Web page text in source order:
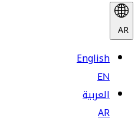
AR
English
EN
العربية
AR